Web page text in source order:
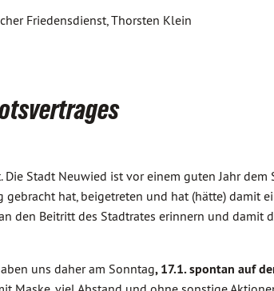
Friedensdienst, Thorsten Klein
Stadt Neuwied ist vor einem guten Jahr
hat, beigetreten und hat (hätte) damit
den Beitritt des Stadtrates erinnern und damit
uns daher am Sonntag,17.1. spontan auf